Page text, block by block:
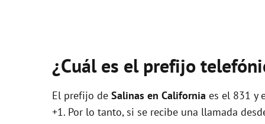
¿Cuál es el prefijo
El prefijo de Salinas en California es el 831 y
+1. Por lo tanto, si se recibe una llamada